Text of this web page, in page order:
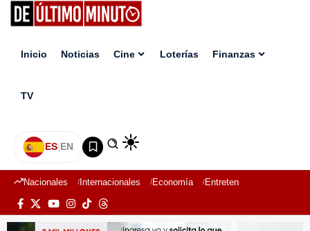
Inicio Noticias Cine Loterías Finanzas
TV
ES|EN
Nacionales Internacionales Economía Entretenimiento